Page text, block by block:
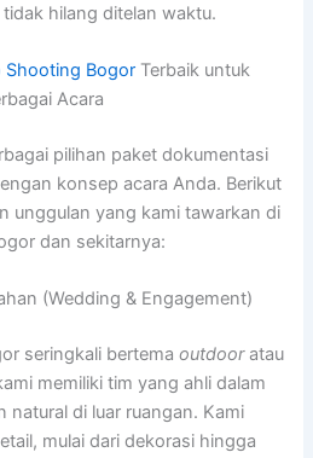
hilang ditelan waktu.
Shooting BogorTerbaik untuk
Acara
pilihan paket dokumentasi
konsep acara Anda. Berikut
unggulan yang kami tawarkan di
dan sekitarnya:
(Wedding & Engagement)
seringkali bertema outdooratau
memiliki tim yang ahli dalam
natural di luar ruangan. Kami
mulai dari dekorasi hingga